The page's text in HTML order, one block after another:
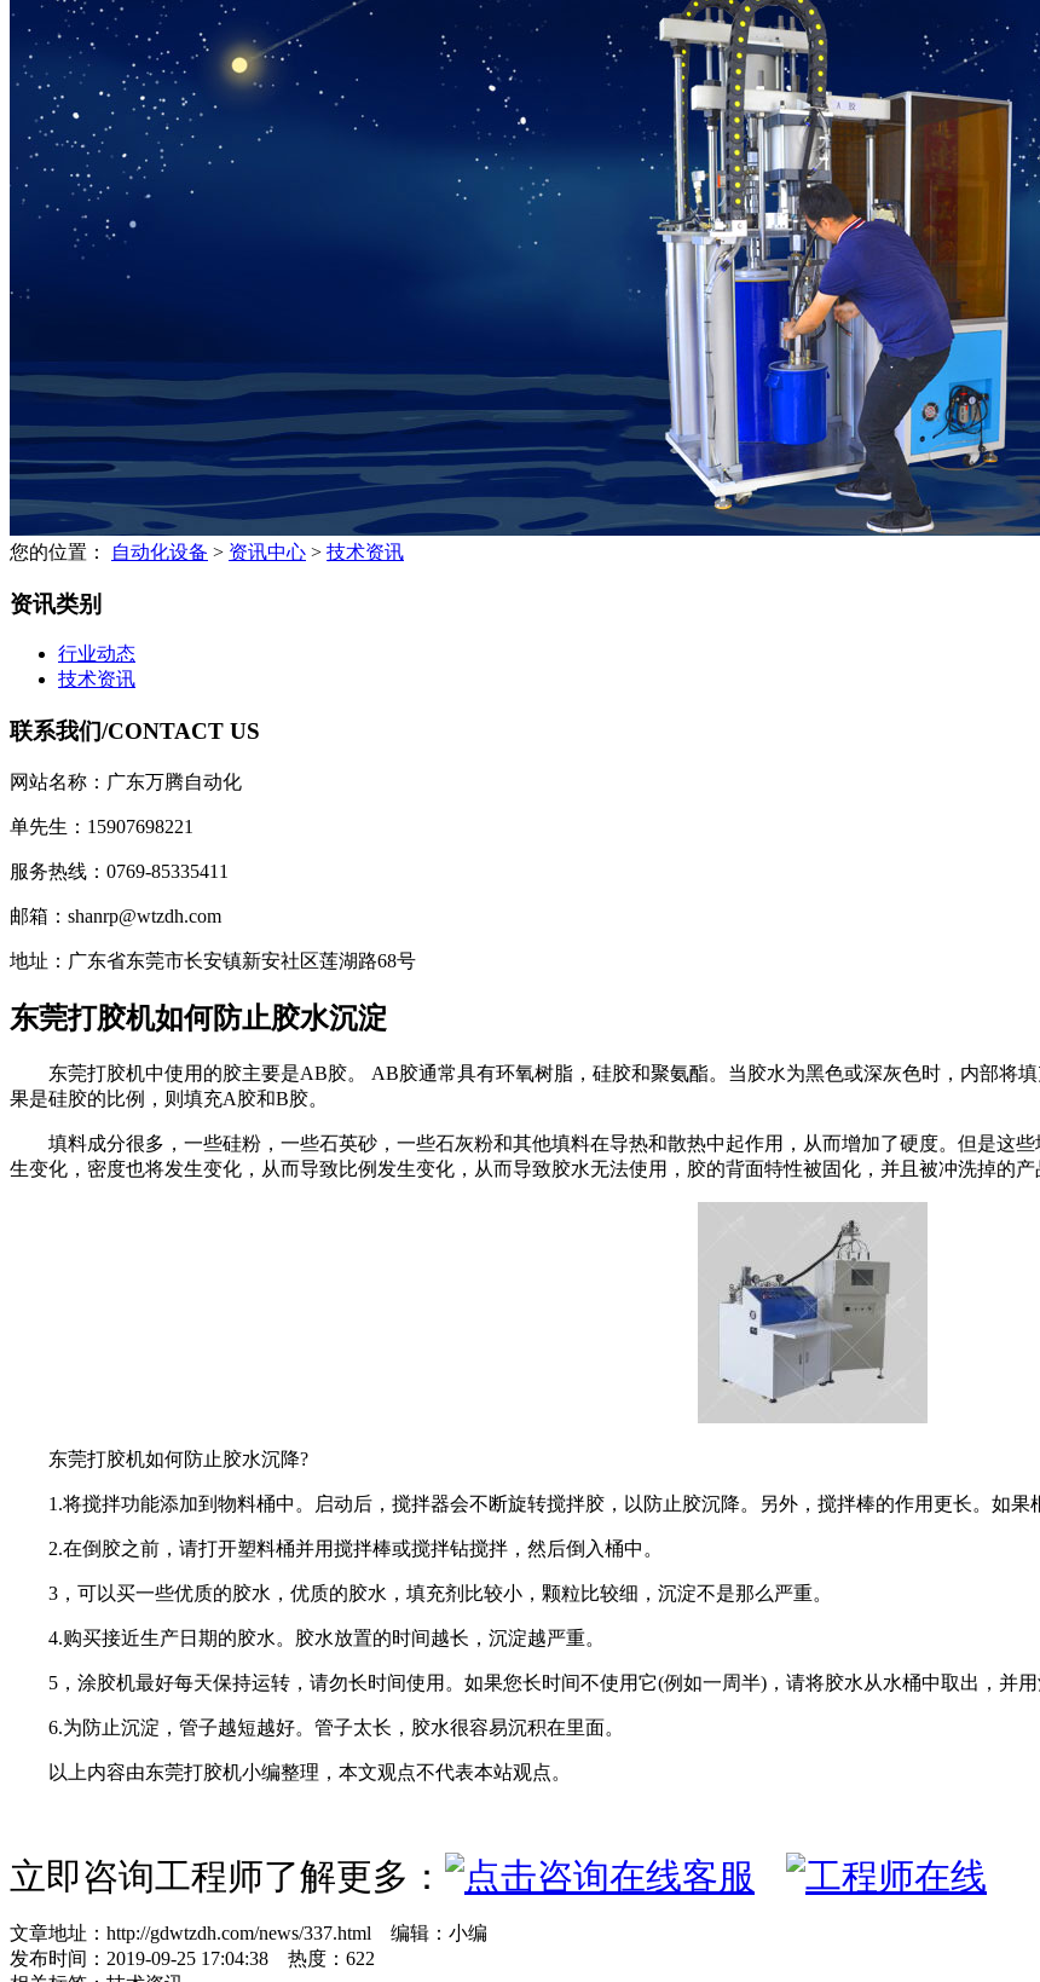
您的位置： 自动化设备 > 资讯中心 > 技术资讯
资讯类别
行业动态
技术资讯
联系我们/CONTACT US
网站名称：广东万腾自动化
单先生：15907698221
服务热线：0769-85335411
邮箱：shanrp@wtzdh.com
地址：广东省东莞市长安镇新安社区莲湖路68号
东莞打胶机如何防止胶水沉淀
东莞打胶机中使用的胶主要是AB胶。 AB胶通常具有环氧树脂，硅胶和聚氨酯。当胶水为黑色或深灰色时，内部将
果是硅胶的比例，则填充A胶和B胶。
填料成分很多，一些硅粉，一些石英砂，一些石灰粉和其他填料在导热和散热中起作用，从而增加了硬度。但是这
生变化，密度也将发生变化，从而导致比例发生变化，从而导致胶水无法使用，胶的背面特性被固化，并且被冲洗掉的产
东莞打胶机如何防止胶水沉降?
1.将搅拌功能添加到物料桶中。启动后，搅拌器会不断旋转搅拌胶，以防止胶沉降。另外，搅拌棒的作用更长。如果
2.在倒胶之前，请打开塑料桶并用搅拌棒或搅拌钻搅拌，然后倒入桶中。
3，可以买一些优质的胶水，优质的胶水，填充剂比较小，颗粒比较细，沉淀不是那么严重。
4.购买接近生产日期的胶水。胶水放置的时间越长，沉淀越严重。
5，涂胶机最好每天保持运转，请勿长时间使用。如果您长时间不使用它(例如一周半)，请将胶水从水桶中取出，并用
6.为防止沉淀，管子越短越好。管子太长，胶水很容易沉积在里面。
以上内容由东莞打胶机小编整理，本文观点不代表本站观点。
立即咨询工程师了解更多：
文章地址：http://gdwtzdh.com/news/337.html 编辑：小编
发布时间：2019-09-25 17:04:38 热度： 622